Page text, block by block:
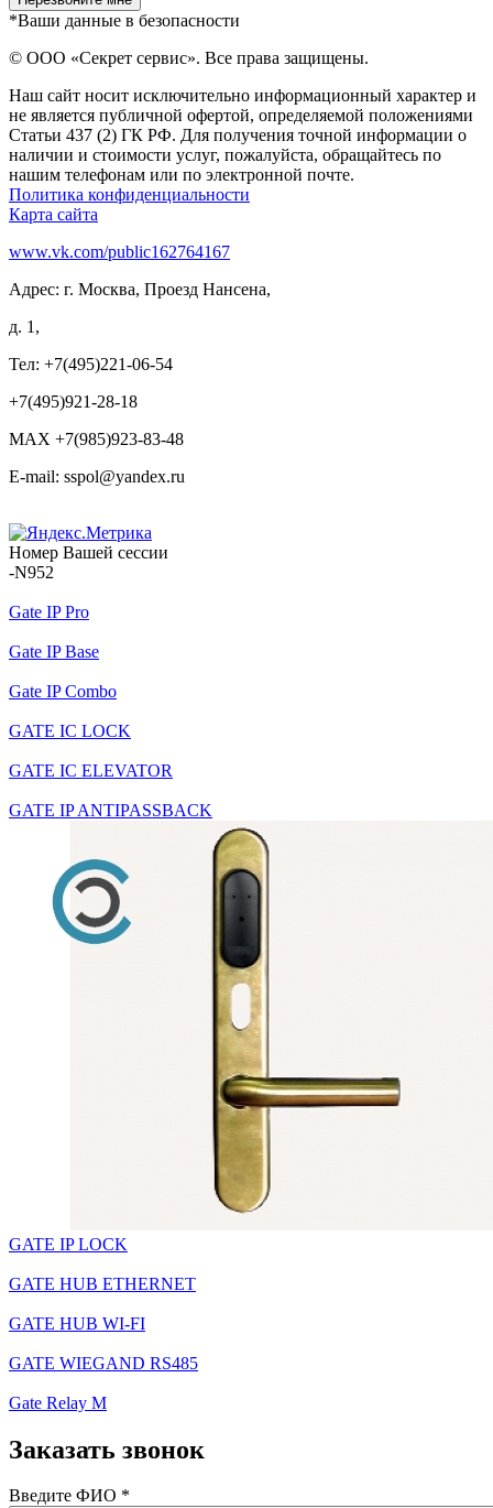
*Ваши данные в безопасности
© ООО «Секрет сервис». Все права защищены.
Наш сайт носит исключительно информационный характер и
не является публичной офертой, определяемой положениями
Статьи 437 (2) ГК РФ. Для получения точной информации о
наличии и стоимости услуг, пожалуйста, обращайтесь по
нашим телефонам или по электронной почте.
Политика конфиденциальности
Карта сайта
www.vk.com/public162764167
Адрес: г. Москва, Проезд Нансена,
д. 1,
Тел: +7(495)221-06-54
+7(495)921-28-18
MAX +7(985)923-83-48
E-mail: sspol@yandex.ru
Номер Вашей сессии
-N952
Gate IP Pro
Gate IP Base
Gate IP Combo
GATE IC LOCK
GATE IC ELEVATOR
GATE IP ANTIPASSBACK
GATE IP LOCK
GATE HUB ETHERNET
GATE HUB WI-FI
GATE WIEGAND RS485
Gate Relay M
Заказать звонок
Введите ФИО *